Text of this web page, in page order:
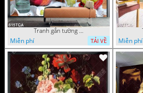
Tranh gắn tường hoa quả nghệ thuật
Miễn phí
TẢI VỀ
Miễn phí